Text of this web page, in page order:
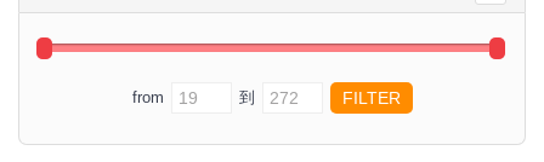
from 到